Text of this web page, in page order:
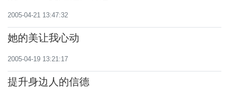
2005-04-21 13:47:32
她的美让我心动
2005-04-19 13:21:17
提升身边人的信德